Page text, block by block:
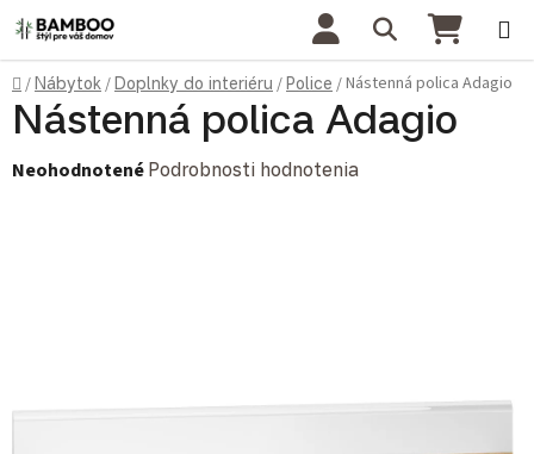
Prejsť na obsah Hľadať
Domov
/Nábytok /Doplnky do interiéru /Police /Nástenná polica Adagio
Nástenná polica Adagio
Priemerné hodnotenie produktu je 0,0 z 5 hviezdičiek.
Neohodnotené Podrobnosti hodnotenia